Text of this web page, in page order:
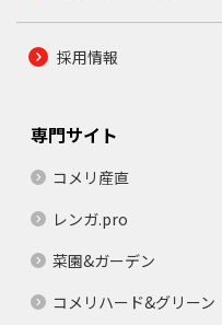
採用情報
専門サイト
コメリ産直
レンガ.pro
菜園&ガーデン
コメリハード&グリーン